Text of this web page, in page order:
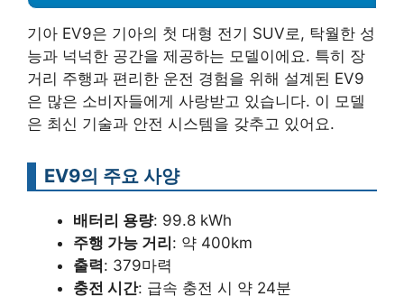
기아 EV9은 기아의 첫 대형 전기 SUV로, 탁월한 성
능과 넉넉한 공간을 제공하는 모델이에요. 특히 장
거리 주행과 편리한 운전 경험을 위해 설계된 EV9
은 많은 소비자들에게 사랑받고 있습니다. 이 모델
은 최신 기술과 안전 시스템을 갖추고 있어요.
EV9의 주요 사양
배터리 용량: 99.8 kWh
주행 가능 거리 : 약 400km
출력: 379마력
충전 시간: 급속 충전 시 약 24분